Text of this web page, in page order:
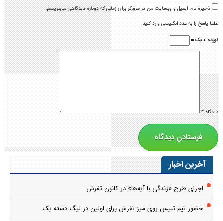
ذخیره نام، ایمیل و وبسایت من در مرورگر برای زمانی که دوباره دیدگاهی می‌نویسم.
لطفا پاسخ را به عدد انگلیسی وارد کنید:
نوزده + یک =
دیدگاه*
آخرین اخبار
اجرای طرح «زندگی با آیه‌ها» در کانون تفرش
حضور تیم تنیس روی میز تفرش برای اولین در لیگ دسته یک